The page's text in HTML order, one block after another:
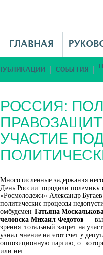
i
n
e
n
u
R
РОССИЯ:
УЧАСТИЕ
Многочисленные задержания
День России породили полемику
«Росмолодежи» Александр
политические процессы
омбудсмен Татьяна
человека Михаил Федотов —
зрения: тотальный запрет на
узнал мнение на этот счет у
оппозиционную партию, от
или нет.